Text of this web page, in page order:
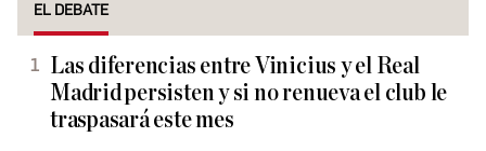
EL DEBATE
Las diferencias entre Vinicius y el Real
Madrid persisten y si no renueva el club le
traspasará este mes